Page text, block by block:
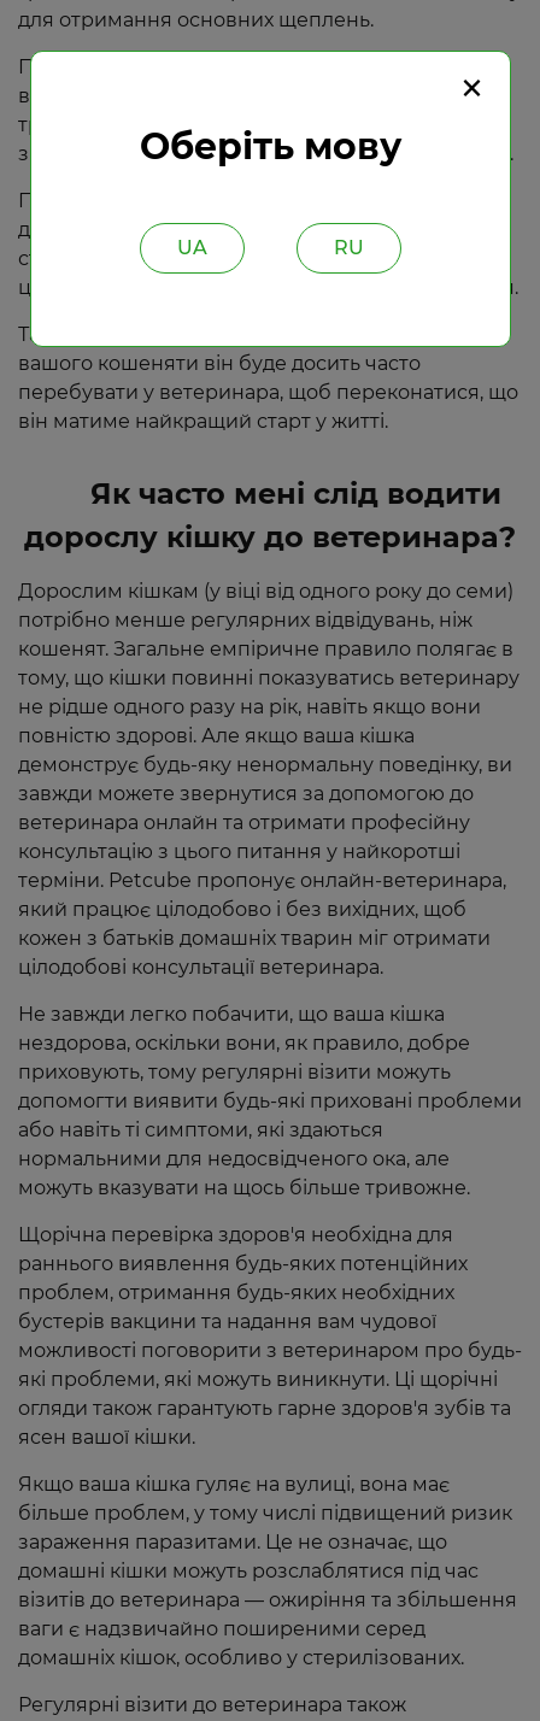
Оберіть мову
×
UA RU
для отримання основних щеплень.
Перша партія щеплень робиться між шістьома і
вісьмома тижнями, а друга — приблизно через
три чи чотири тижні після цього. Три місяці і
знову в шість місяців вводять додаткові вакцини.
Після шестимісячного віку ваша кішка стає
достатньо дорослою, щоб її можна було
стерилізувати або стерилізувати, і приблизно в
цей же час ви можете чипувати свого вихованця.
Таким чином, протягом першого року життя
вашого кошеняти він буде досить часто
перебувати у ветеринара, щоб переконатися, що
він матиме найкращий старт у житті.
Як часто мені слід водити
дорослу кішку до ветеринара?
Дорослим кішкам (у віці від одного року до семи)
потрібно менше регулярних відвідувань, ніж
кошенят. Загальне емпіричне правило полягає в
тому, що кішки повинні показуватись ветеринару
не рідше одного разу на рік, навіть якщо вони
повністю здорові. Але якщо ваша кішка
демонструє будь-яку ненормальну поведінку, ви
завжди можете звернутися за допомогою до
ветеринара онлайн та отримати професійну
консультацію з цього питання у найкоротші
терміни. Petcube пропонує онлайн-ветеринара,
який працює цілодобово і без вихідних, щоб
кожен з батьків домашніх тварин міг отримати
цілодобові консультації ветеринара.
Не завжди легко побачити, що ваша кішка
нездорова, оскільки вони, як правило, добре
приховують, тому регулярні візити можуть
допомогти виявити будь-які приховані проблеми
або навіть ті симптоми, які здаються
нормальними для недосвідченого ока, але
можуть вказувати на щось більше тривожне.
Щорічна перевірка здоров'я необхідна для
раннього виявлення будь-яких потенційних
проблем, отримання будь-яких необхідних
бустерів вакцини та надання вам чудової
можливості поговорити з ветеринаром про будь-
які проблеми, які можуть виникнути. Ці щорічні
огляди також гарантують гарне здоров'я зубів та
ясен вашої кішки.
Якщо ваша кішка гуляє на вулиці, вона має
більше проблем, у тому числі підвищений ризик
зараження паразитами. Це не означає, що
домашні кішки можуть розслаблятися під час
візитів до ветеринара — ожиріння та збільшення
ваги є надзвичайно поширеними серед
домашніх кішок, особливо у стерилізованих.
Регулярні візити до ветеринара також